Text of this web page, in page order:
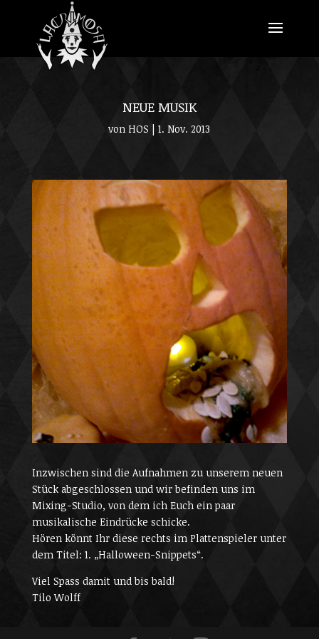
NEUE MUSIK
vonHOS |1. Nov. 2013
Inzwischen sind die Aufnahmen zu unserem neuen
Stück abgeschlossen und wir befinden uns im
Mixing-Studio, von dem ich Euch ein paar
musikalische Eindrücke schicke.
Hören könnt Ihr diese rechts im Plattenspieler unter
dem Titel: 1. „Halloween-Snippets“.
Viel Spass damit und bis bald!
Tilo Wolff